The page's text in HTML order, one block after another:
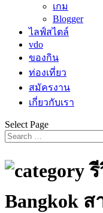
เกม
Blogger
ไลฟ์สไตล์
vdo
ของกิน
ท่องเที่ยว
สมัครงาน
เกี่ยวกับเรา
Select Page
Bangkok